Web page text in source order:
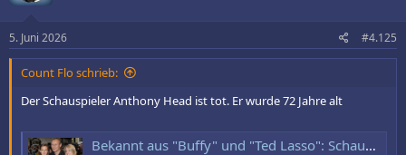
5. Juni 2026 #4.125
Count Flo schrieb:
Der Schauspieler Anthony Head ist tot. Er wurde 72 Jahre alt
Bekannt aus "Buffy" und "Ted Lasso": Schauspieler Anthony Head ist tot